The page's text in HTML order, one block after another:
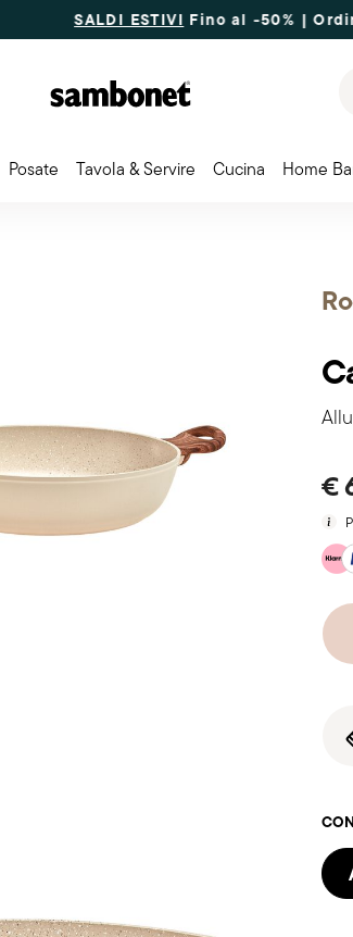
SALDI ESTIVIFino al -50% | Ordini dal 7 al
Posate Tavola & Servire Cucina Home
€